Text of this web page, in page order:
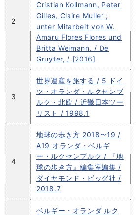
2
Cristian Kollmann, Peter
Gilles, Claire Muller ;
unter Mitarbeit von W.
Amaru Flores Flores und
Britta Weimann. / De
Gruyter, / [2016]
3
世界遺産を旅する / 5 ドイ
ツ・オランダ・ルクセンブ
ルク・北欧 / 近畿日本ツー
リスト / 1998.1
4
地球の歩き方 2018〜19 /
A19 オランダ・ベルギ
ー・ルクセンブルク / 『地
球の歩き方』編集室編集 /
ダイヤモンド・ビッグ社 /
2018.7
ベルギー・オランダ ルク